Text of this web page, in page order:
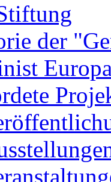
der